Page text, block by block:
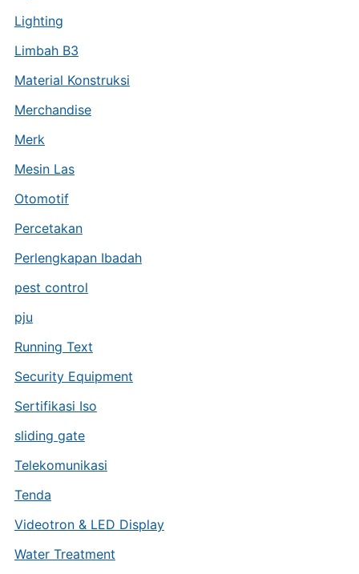
Lighting
Limbah B3
Material Konstruksi
Merchandise
Merk
Mesin Las
Otomotif
Percetakan
Perlengkapan Ibadah
pest control
pju
Running Text
Security Equipment
Sertifikasi Iso
sliding gate
Telekomunikasi
Tenda
Videotron & LED Display
Water Treatment